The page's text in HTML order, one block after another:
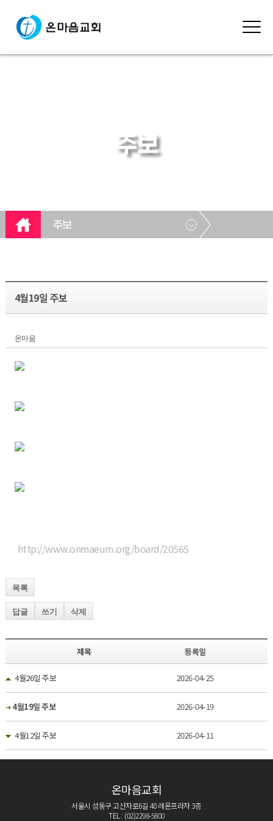
주보
주보
4월19일 주보
온마음
http://www.onmaeum.org/board/20565
목록
답글 쓰기 삭제
제목 등록일
4월26일 주보 2026-04-25
4월19일 주보 2026-04-19
4월12일 주보 2026-04-11
온마음교회
서울시 성동구 고산자로6길 40 레몬프라자 3층
TEL : (02)2298-5800